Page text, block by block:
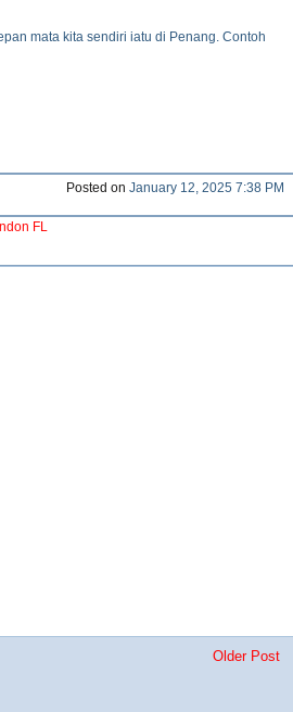
mata kita sendiri iatu di Penang. Contoh
Posted on January 12, 2025 7:38 PM
FL
Older Post